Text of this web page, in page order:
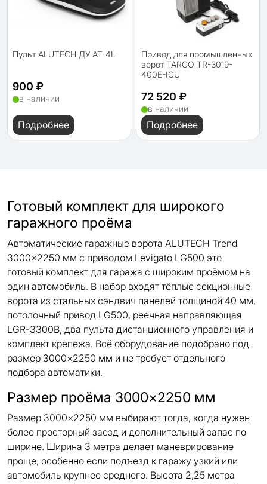
Пульт ALUTECH ДУ AT-4L
900 ₽
в наличии
Подробнее
Привод для промышленных
ворот TARGO TR-3019-
400E-ICU
72 520 ₽
в наличии
Подробнее
Готовый комплект для широкого
гаражного проёма
Автоматические гаражные ворота ALUTECH Trend
3000×2250 мм с приводом Levigato LG500 это
готовый комплект для гаража с широким проёмом на
один автомобиль. В набор входят тёплые секционные
ворота из стальных сэндвич панелей толщиной 40 мм,
потолочный привод LG500, реечная направляющая
LGR-3300B, два пульта дистанционного управления и
комплект крепежа. Всё оборудование подобрано под
размер 3000×2250 мм и не требует отдельного
подбора автоматики.
Размер проёма 3000×2250 мм
Размер 3000×2250 мм выбирают тогда, когда нужен
более просторный заезд и дополнительный запас по
ширине. Ширина 3 метра делает маневрирование
проще, особенно если подъезд к гаражу узкий или
автомобиль крупнее среднего. Высота 2,25 метра